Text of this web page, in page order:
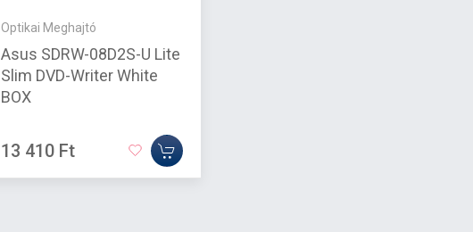
Optikai Meghajtó
Asus SDRW-08D2S-U Lite
Slim DVD-Writer White
BOX
13 410 Ft